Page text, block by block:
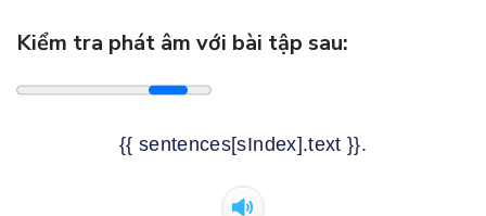
Kiểm tra phát âm với bài tập sau:
{{ sentences[sIndex].text }}.